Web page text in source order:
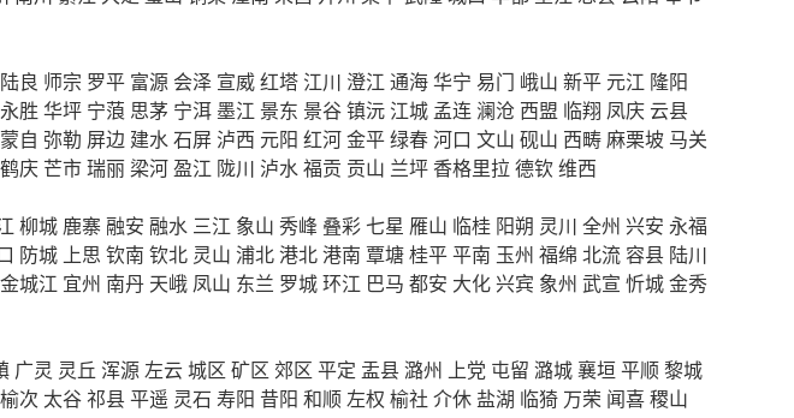
陆良 师宗 罗平 富源 会泽 宣威红塔 江川 澄江 通海华宁 易门 峨山 新平 元江 隆阳
永胜 华坪 宁蒗 思茅 宁洱 墨江 景东 景谷镇沅 江城 孟连 澜沧 西盟 临翔 凤庆 云县
蒙自 弥勒 屏边 建水石屏 泸西 元阳 红河金平绿春河口 文山 砚山 西畴麻栗坡 马关
鹤庆 芒市瑞丽 梁河盈江 陇川 泸水福贡 贡山 兰坪 香格里拉 德钦维西
柳城 鹿寨融安 融水 三江 象山 秀峰 叠彩七星 雁山 临桂 阳朔 灵川 全州 兴安 永福
防城 上思 钦南 钦北 灵山 浦北港北港南 覃塘桂平平南 玉州 福绵 北流 容县 陆川
金城江 宜州 南丹 天峨 凤山 东兰 罗城环江 巴马 都安 大化兴宾 象州 武宣 忻城金秀
广灵 灵丘 浑源左云城区 矿区 郊区 平定 盂县潞州 上党 屯留 潞城襄垣平顺黎城
榆次 太谷祁县平遥 灵石 寿阳 昔阳 和顺左权 榆社 介休 盐湖 临猗 万荣 闻喜稷山